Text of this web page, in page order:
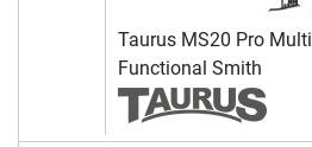
Taurus MS20 Pro Multi
Functional Smith